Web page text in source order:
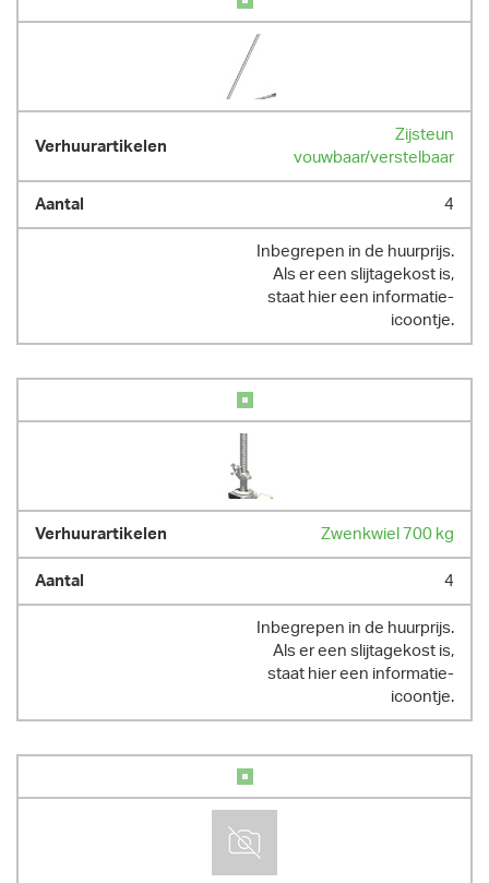
Zijsteun
vouwbaar/verstelbaar
4
Inbegrepen in de huurprijs.
Als er een slijtagekost is,
staat hier een informatie-
icoontje.
Zwenkwiel 700 kg
4
Inbegrepen in de huurprijs.
Als er een slijtagekost is,
staat hier een informatie-
icoontje.